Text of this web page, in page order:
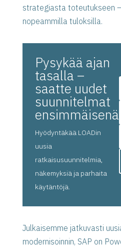
strategiasta toteutukseen
nopeammilla tuloksilla.
Pysykää ajan
tasalla –
saatte uudet
suunnitelmat
ensimmäisenä
Hyödyntäkää LOADin
uusia
ratkaisusuunnitelmia,
näkemyksiä ja parhaita
käytäntöjä.
Julkaisemme jatkuvasti
modernisoinnin, SAP on